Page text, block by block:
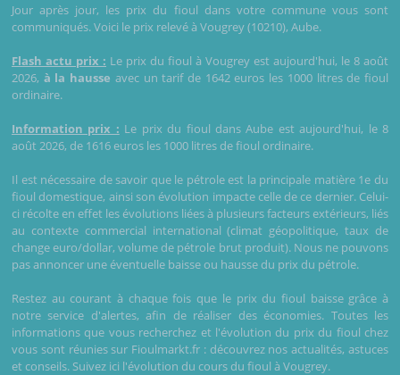
Jour après jour, les prix du fioul dans votre commune vous sont
communiqués. Voici le prix relevé à Vougrey (10210), Aube.
Flash actu prix : Le prix du fioul à Vougrey est aujourd'hui, le 8 août
2026, à la hausse avec un tarif de 1642 euros les 1000 litres de fioul
ordinaire.
Information prix : Le prix du fioul dans Aube est aujourd'hui, le 8
août 2026, de 1616 euros les 1000 litres de fioul ordinaire.
Il est nécessaire de savoir que le pétrole est la principale matière 1e du
fioul domestique, ainsi son évolution impacte celle de ce dernier. Celui-
ci récolte en effet les évolutions liées à plusieurs facteurs extérieurs, liés
au contexte commercial international (climat géopolitique, taux de
change euro/dollar, volume de pétrole brut produit). Nous ne pouvons
pas annoncer une éventuelle baisse ou hausse du prix du pétrole.
Restez au courant à chaque fois que le prix du fioul baisse grâce à
notre service d'alertes, afin de réaliser des économies. Toutes les
informations que vous recherchez et l'évolution du prix du fioul chez
vous sont réunies sur Fioulmarkt.fr : découvrez nos actualités, astuces
et conseils. Suivez ici l'évolution du cours du fioul à Vougrey.